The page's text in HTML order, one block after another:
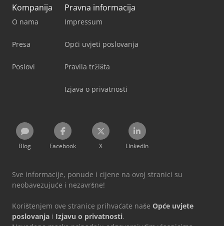
Kompanija
O nama
Presa
Poslovi
Pravna informacija
Impressum
Opći uvjeti poslovanja
Pravila tržišta
Izjava o privatnosti
Blog Facebook X LinkedIn
Sve informacije, ponude i cijene na ovoj stranici su
neobavezujuće i nezavršne!
Korištenjem ove stranice prihvaćate naše Opće uvjete
poslovanja i Izjavu o privatnosti.